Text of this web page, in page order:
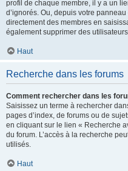
profil de chaque membre, il y a un
d’ignorés. Ou, depuis votre
directement des membres en
également supprimer des
Haut
Recherche dans les forums
Comment rechercher dans les
Saisissez un terme à rechercher
pages d’index, de forums ou de
en cliquant sur le lien « Recherche
du forum. L’accès à la recherche
utilisés.
Haut